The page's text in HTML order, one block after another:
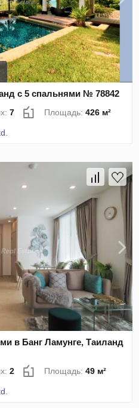
с 5 спальнями № 78842
7 Площадь:426 м²
в Банг Ламунге, Таиланд
2 Площадь:49 м²